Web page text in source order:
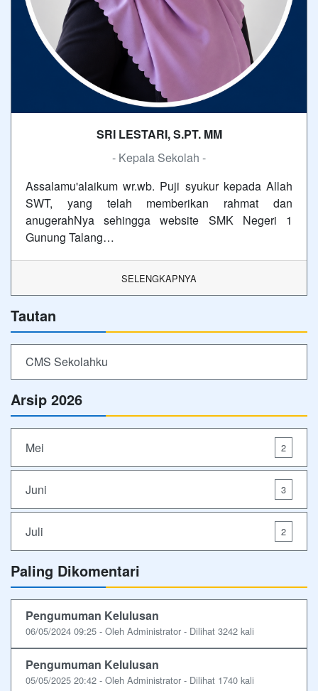
SRI LESTARI, S.PT. MM
- Kepala Sekolah -
Assalamu'alaikum wr.wb. Puji syukur kepada Allah
SWT, yang telah memberikan rahmat dan
anugerahNya sehingga website SMK Negeri 1
Gunung Talang…
SELENGKAPNYA
Tautan
CMS Sekolahku
Arsip 2026
Mei 2
Juni 3
Juli 2
Paling Dikomentari
Pengumuman Kelulusan
06/05/2024 09:25 - Oleh Administrator - Dilihat 3242 kali
Pengumuman Kelulusan
05/05/2025 20:42 - Oleh Administrator - Dilihat 1740 kali